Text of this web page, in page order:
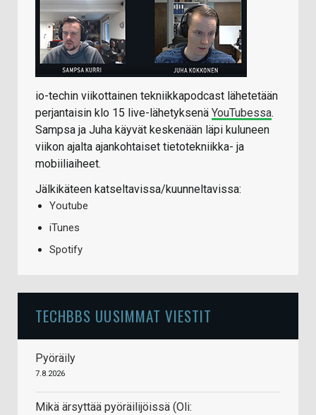
io-techin viikottainen tekniikkapodcast lähetetään
perjantaisin klo 15 live-lähetyksenä YouTubessa.
Sampsa ja Juha käyvät keskenään läpi kuluneen
viikon ajalta ajankohtaiset tietotekniikka- ja
mobiiliaiheet.
Jälkikäteen katseltavissa/kuunneltavissa:
Youtube
iTunes
Spotify
TECHBBS UUSIMMAT VIESTIT
Pyöräily
7.8.2026
Mikä ärsyttää pyöräilijöissä (Oli: